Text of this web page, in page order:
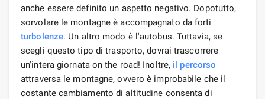
anche essere definito un aspetto negativo. Dopotutto,
sorvolare le montagne è accompagnato da forti
turbolenze. Un altro modo è l'autobus. Tuttavia, se
scegli questo tipo di trasporto, dovrai trascorrere
un'intera giornata on the road! Inoltre, il percorso
attraversa le montagne, ovvero è improbabile che il
costante cambiamento di altitudine consenta di